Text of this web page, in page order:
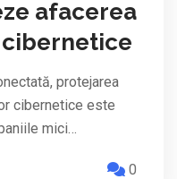
afacerea
protejarea
cibernetice este
mici…
0